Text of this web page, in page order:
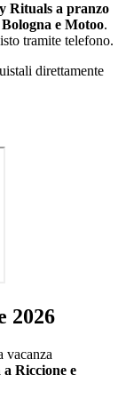
Rituals a pranzo
e Motoo.
tramite telefono.
direttamente
2026
vacanza
Riccione e